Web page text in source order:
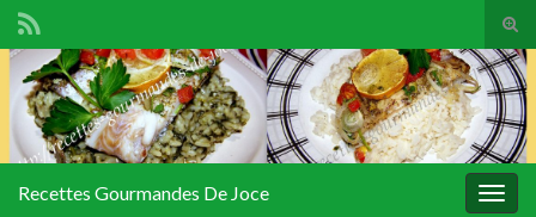
Search for:
Recettes Gourmandes De Joce